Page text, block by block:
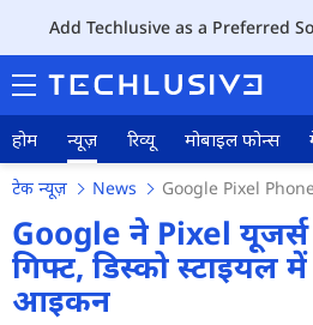
Add Techlusive as a Preferred
होम न्यूज़ रिव्यू मोबाइल फोन्स
होम
टेक न्यूज़ News Google Pixel
Google ने Pixel यूजर्स
गिफ्ट, डिस्को स्टाइयल
आइकन